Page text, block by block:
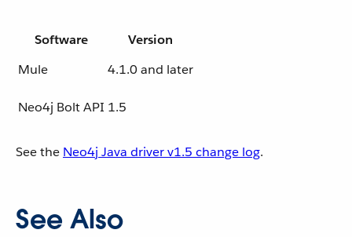
Software
Version
Mule
4.1.0 and later
Neo4j Bolt API 1.5
See the Neo4j Java driver v1.5 change log.
See Also